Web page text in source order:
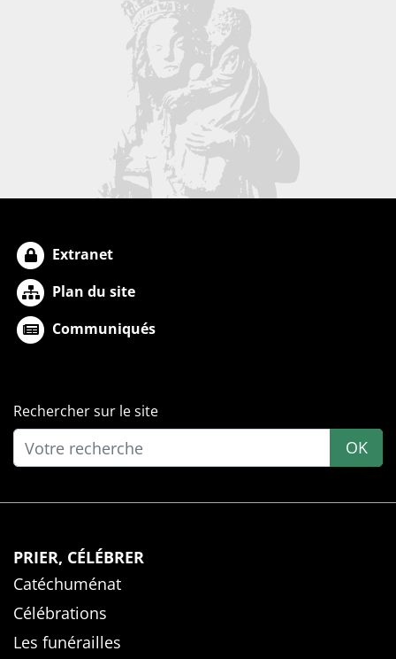
Extranet
Plan du site
Communiqués
Rechercher sur le site
OK
PRIER, CÉLÉBRER
Catéchuménat
Célébrations
Les funérailles